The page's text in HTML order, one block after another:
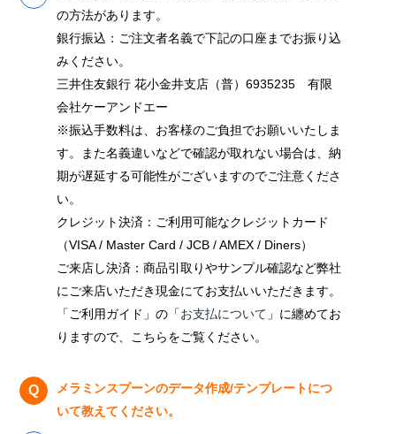
の方法があります。
銀行振込：ご注文者名義で下記の口座までお振り込
みください。
三井住友銀行 花小金井支店（普）6935235 有限
会社ケーアンドエー
※振込手数料は、お客様のご負担でお願いいたしま
す。また名義違いなどで確認が取れない場合は、納
期が遅延する可能性がございますのでご注意くださ
い。
クレジット決済：ご利用可能なクレジットカード
（VISA / Master Card / JCB / AMEX / Diners）
ご来店し決済：商品引取りやサンプル確認など弊社
にご来店いただき現金にてお支払いいただきます。
「ご利用ガイド」の「お支払について 」に纏めてお
りますので、こちらをご覧ください。
メラミンスプーンのデータ作成/テンプレートにつ
いて教えてください。